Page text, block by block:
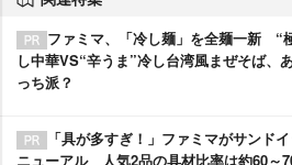
ファミマ、「冷し麺」を全麺一新 “
し中華VS“辛うま”冷し台湾風まぜそば、
っち派？
「具が多すぎ！」ファミマがサンド
ニューアル 人気2品の具材比率は約60～